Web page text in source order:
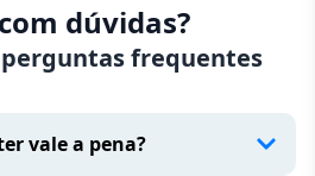
dúvidas?
frequentes
vale a pena?